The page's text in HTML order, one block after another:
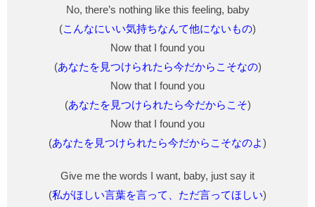
No, there’s nothing like this feeling, baby
(こんなにいい気持ちなんて他にないもの)
Now that I found you
(あなたを見つけられたら今だからこそなの)
Now that I found you
(あなたを見つけられたら今だからこそ)
Now that I found you
(あなたを見つけられたら今だからこそなのよ)
Give me the words I want, baby, just say it
(私がほしい言葉を言って、ただ言ってほしい)